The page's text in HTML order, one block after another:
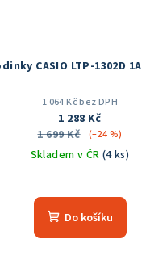
CASIO LTP-1302D 1A
1 064 Kč bez DPH
1 288 Kč
1 699 Kč
(–24 %)
Skladem v ČR (4 ks)
hodnocení
produktu
Do košíku